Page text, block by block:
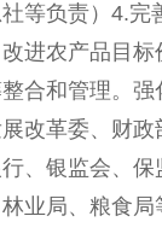
等负责）4.完
进农产品目标
合和管理。强
改革委、财政
、银监会、保
业局、粮食局